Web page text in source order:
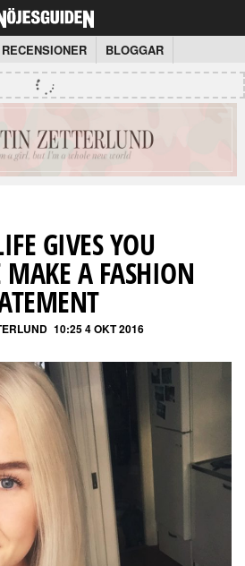
RECENSIONER BLOGGAR
GIVES YOU
A FASHION
10:25 4 OKT 2016